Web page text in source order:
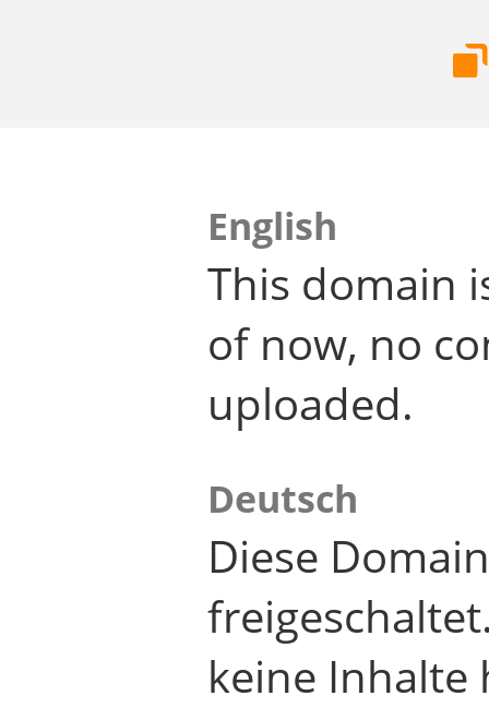
English
This domain
of now, no
uploaded.
Deutsch
Diese
keine Inhalte